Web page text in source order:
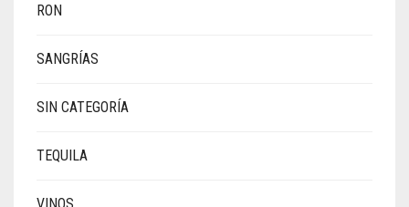
RON
SANGRÍAS
SIN CATEGORÍA
TEQUILA